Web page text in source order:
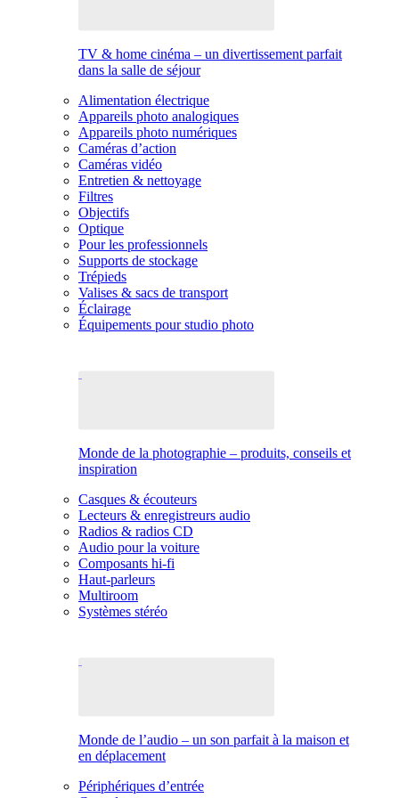
TV & home cinéma – un divertissement parfait
dans la salle de séjour
Alimentation électrique
Appareils photo analogiques
Appareils photo numériques
Caméras d’action
Caméras vidéo
Entretien & nettoyage
Filtres
Objectifs
Optique
Pour les professionnels
Supports de stockage
Trépieds
Valises & sacs de transport
Éclairage
Équipements pour studio photo
Monde de la photographie – produits, conseils et
inspiration
Casques & écouteurs
Lecteurs & enregistreurs audio
Radios & radios CD
Audio pour la voiture
Composants hi-fi
Haut-parleurs
Multiroom
Systèmes stéréo
Monde de l’audio – un son parfait à la maison et
en déplacement
Périphériques d’entrée